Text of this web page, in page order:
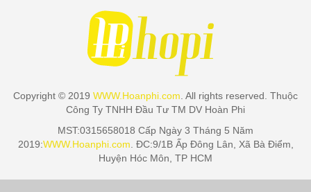
Copyright © 2019 WWW.Hoanphi.com . All rights reserved. Thuộc
Công Ty TNHH Đầu Tư TM DV Hoàn Phi
MST:0315658018 Cấp Ngày 3 Tháng 5 Năm
2019:WWW.Hoanphi.com . ĐC:9/1B Ấp Đông Lân, Xã Bà Điểm,
Huyện Hóc Môn, TP HCM